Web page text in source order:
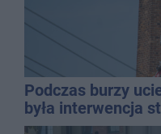
Podczas burzy
była interwencja